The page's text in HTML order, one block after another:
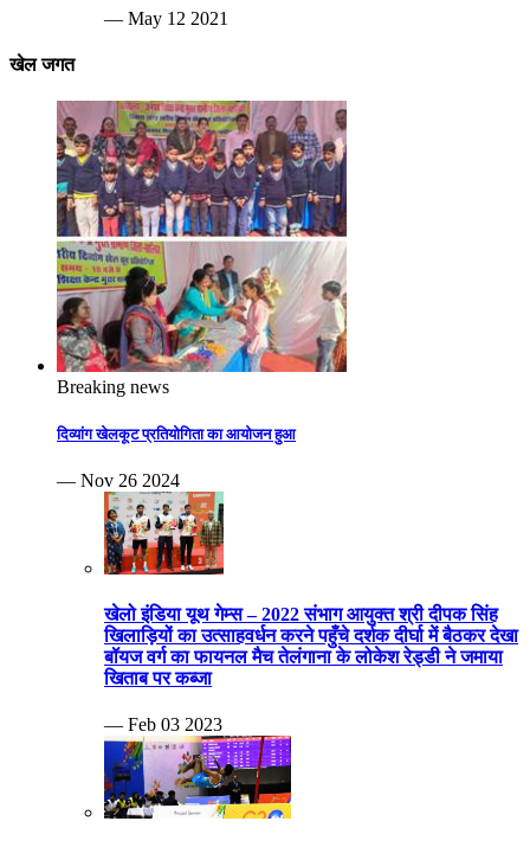
— May 12 2021
खेल जगत
Breaking news
दिव्यांग खेलकूट प्रतियोगिता का आयोजन हुआ
— Nov 26 2024
खेलो इंडिया यूथ गेम्स – 2022 संभाग आयुक्त श्री दीपक सिंह
खिलाड़ियों का उत्साहवर्धन करने पहुँचे दर्शक दीर्घा में बैठकर देखा
बॉयज वर्ग का फायनल मैच तेलंगाना के लोकेश रेड्डी ने जमाया
खिताब पर कब्जा
— Feb 03 2023